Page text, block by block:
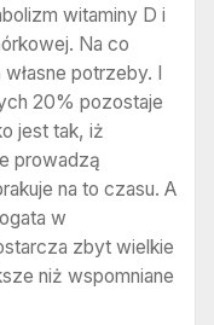
witaminy D i
Na co
potrzeby. I
20% pozostaje
jest tak, iż
prowadzą
na to czasu. A
w
zbyt wielkie
niż wspomniane